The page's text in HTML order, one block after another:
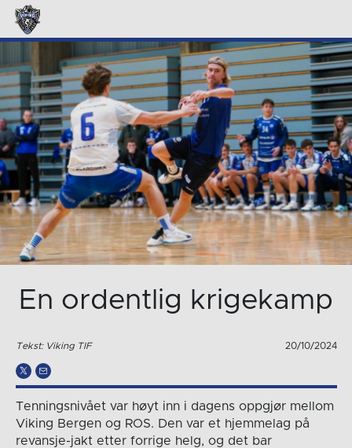
En ordentlig krigekamp
Tekst: Viking TIF 20/10/2024
Tenningsnivået var høyt inn i dagens oppgjør mellom
Viking Bergen og ROS. Den var et hjemmelag på
revansje-jakt etter forrige helg, og det bar